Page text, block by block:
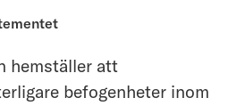
hemställer att
befogenheter inom